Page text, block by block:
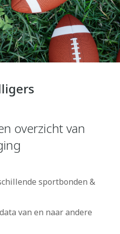
overzicht van
sportbonden &
van en naar andere